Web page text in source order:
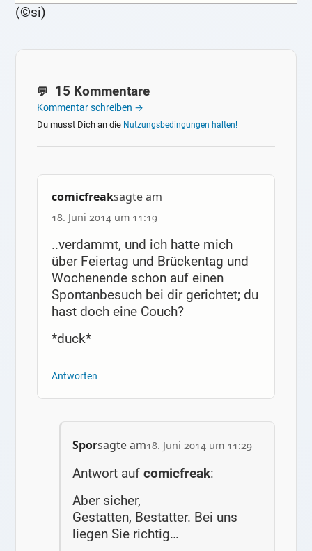
(©si)
15 Kommentare
Kommentar schreiben →
Du musst Dich an die Nutzungsbedingungen halten!
comicfreaksagte am
18. Juni 2014 um 11:19
..verdammt, und ich hatte mich
über Feiertag und Brückentag und
Wochenende schon auf einen
Spontanbesuch bei dir gerichtet; du
hast doch eine Couch?
*duck*
Antworten
Sporsagte am18. Juni 2014 um 11:29
Antwort aufcomicfreak:
Aber sicher,
Gestatten, Bestatter. Bei uns
liegen Sie richtig…